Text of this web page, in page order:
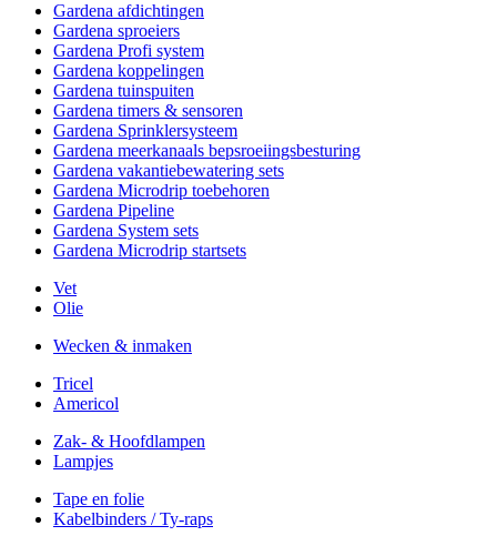
Gardena afdichtingen
Gardena sproeiers
Gardena Profi system
Gardena koppelingen
Gardena tuinspuiten
Gardena timers & sensoren
Gardena Sprinklersysteem
Gardena meerkanaals bepsroeiingsbesturing
Gardena vakantiebewatering sets
Gardena Microdrip toebehoren
Gardena Pipeline
Gardena System sets
Gardena Microdrip startsets
Vet
Olie
Wecken & inmaken
Tricel
Americol
Zak- & Hoofdlampen
Lampjes
Tape en folie
Kabelbinders / Ty-raps